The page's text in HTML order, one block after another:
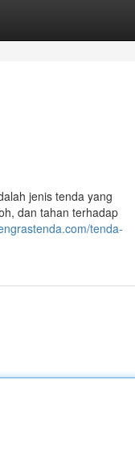
jenis tenda yang
dan tahan terhadap
tenda-